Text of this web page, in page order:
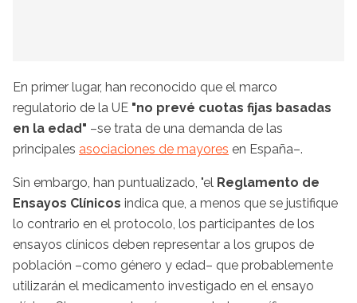
En primer lugar, han reconocido que el marco
regulatorio de la UE "no prevé cuotas fijas basadas
en la edad" –se trata de una demanda de las
principales asociaciones de mayores en España–.
Sin embargo, han puntualizado, "el Reglamento de
Ensayos Clínicos indica que, a menos que se justifique
lo contrario en el protocolo, los participantes de los
ensayos clínicos deben representar a los grupos de
población –como género y edad– que probablemente
utilizarán el medicamento investigado en el ensayo